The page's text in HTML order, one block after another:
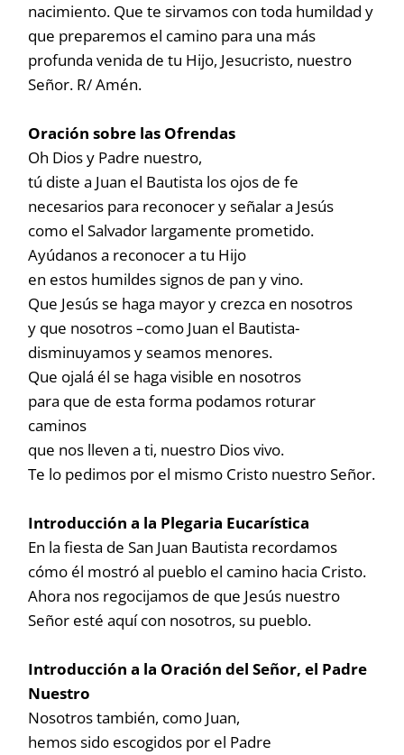
nacimiento. Que te sirvamos con toda humildad y
que preparemos el camino para una más
profunda venida de tu Hijo, Jesucristo, nuestro
Señor. R/ Amén.
Oración sobre las Ofrendas
Oh Dios y Padre nuestro,
tú diste a Juan el Bautista los ojos de fe
necesarios para reconocer y señalar a Jesús
como el Salvador largamente prometido.
Ayúdanos a reconocer a tu Hijo
en estos humildes signos de pan y vino.
Que Jesús se haga mayor y crezca en nosotros
y que nosotros –como Juan el Bautista-
disminuyamos y seamos menores.
Que ojalá él se haga visible en nosotros
para que de esta forma podamos roturar
caminos
que nos lleven a ti, nuestro Dios vivo.
Te lo pedimos por el mismo Cristo nuestro Señor.
Introducción a la Plegaria Eucarística
En la fiesta de San Juan Bautista recordamos
cómo él mostró al pueblo el camino hacia Cristo.
Ahora nos regocijamos de que Jesús nuestro
Señor esté aquí con nosotros, su pueblo.
Introducción a la Oración del Señor, el Padre
Nuestro
Nosotros también, como Juan,
hemos sido escogidos por el Padre